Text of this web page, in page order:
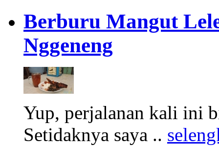
Berburu Mangut
Nggeneng
Yup, perjalanan kali ini
Setidaknya saya ..